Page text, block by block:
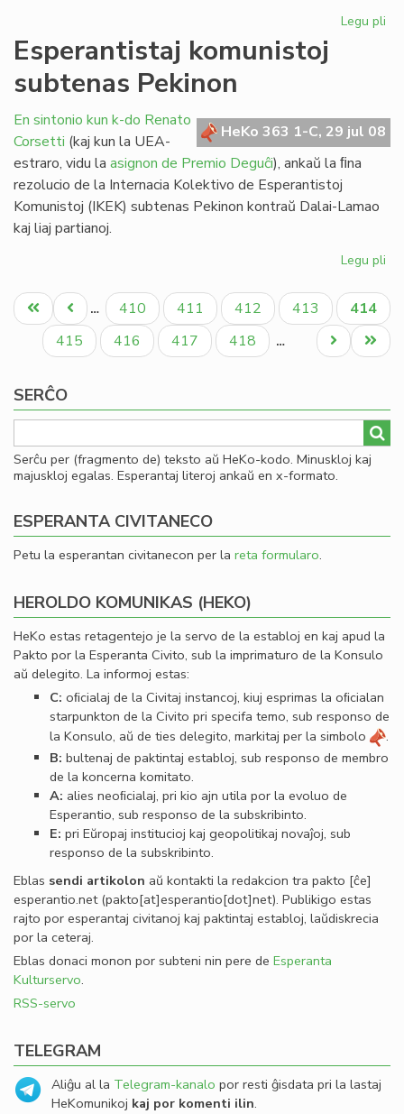
Legu pli
Esperantistaj komunistoj
subtenas Pekinon
HeKo 363 1-C, 29 jul 08
En sintonio kun k-do Renato
Corsetti (kaj kun la UEA-
estraro, vidu la asignon de Premio Deguĉi), ankaŭ la ﬁna
rezolucio de la Internacia Kolektivo de Esperantistoj
Komunistoj (IKEK) subtenas Pekinon kontraŭ Dalai-Lamao
kaj liaj partianoj.
Legu pli
Pagination
Unua
paĝo
Antaŭa
paĝo
… Paĝo
410 Paĝo
411 Paĝo
412 Paĝo
413
Aktuala
paĝo
414
Paĝo
415 Paĝo
416 Paĝo
417 Paĝo
418 …
Last
page
Next
page
SERĈO
Serĉu per (fragmento de) teksto aŭ HeKo-kodo. Minuskloj kaj
majuskloj egalas. Esperantaj literoj ankaŭ en x-formato.
ESPERANTA CIVITANECO
Petu la esperantan civitanecon per la reta formularo.
HEROLDO KOMUNIKAS (HEKO)
HeKo estas retagentejo je la servo de la establoj en kaj apud la
Pakto por la Esperanta Civito, sub la imprimaturo de la Konsulo
aŭ delegito. La informoj estas:
C: oﬁcialaj de la Civitaj instancoj, kiuj esprimas la oﬁcialan
starpunkton de la Civito pri specifa temo, sub responso de
la Konsulo, aŭ de ties delegito, markitaj per la simbolo
.
B: bultenaj de paktintaj establoj, sub responso de membro
de la koncerna komitato.
A: alies neoﬁcialaj, pri kio ajn utila por la evoluo de
Esperantio, sub responso de la subskribinto.
E: pri Eŭropaj institucioj kaj geopolitikaj novaĵoj, sub
responso de la subskribinto.
Eblas sendi artikolon aŭ kontakti la redakcion tra pakto [ĉe]
esperantio.net(pakto[at]esperantio[dot]net). Publikigo estas
rajto por esperantaj civitanoj kaj paktintaj establoj, laŭdiskrecia
por la ceteraj.
Eblas donaci monon por subteni nin pere de Esperanta
Kulturservo.
RSS-servo
TELEGRAM
Aliĝu al la Telegram-kanalo por resti ĝisdata pri la lastaj
HeKomunikoj kaj por komenti ilin.